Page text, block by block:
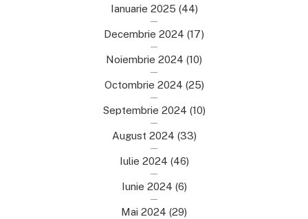
Ianuarie 2025 (44)
Decembrie 2024 (17)
Noiembrie 2024 (10)
Octombrie 2024 (25)
Septembrie 2024 (10)
August 2024 (33)
Iulie 2024 (46)
Iunie 2024 (6)
Mai 2024 (29)